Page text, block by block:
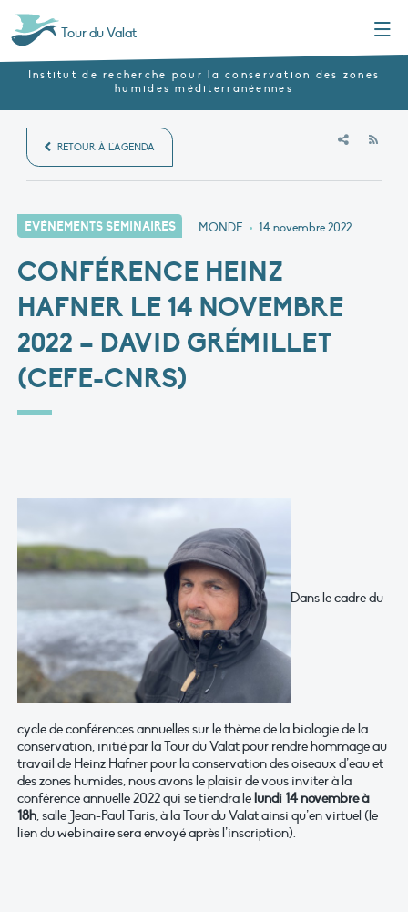
Tour du Valat
Institut de recherche pour la conservation des zones
humides méditerranéennes
RETOUR À L'AGENDA
EVÉNEMENTS SÉMINAIRES MONDE • 14 novembre 2022
CONFÉRENCE HEINZ
HAFNER LE 14 NOVEMBRE
2022 – DAVID GRÉMILLET
(CEFE-CNRS)
Dans le cadre du
cycle de conférences annuelles sur le thème de la biologie de la
conservation, initié par la Tour du Valat pour rendre hommage au
travail de Heinz Hafner pour la conservation des oiseaux d’eau et
des zones humides, nous avons le plaisir de vous inviter à la
conférence annuelle 2022 qui se tiendra le lundi 14 novembre à
18h, salle Jean-Paul Taris, à la Tour du Valat ainsi qu’en virtuel (le
lien du webinaire sera envoyé après l’inscription).